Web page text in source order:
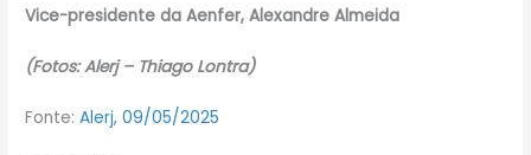
Vice-presidente da Aenfer, Alexandre Almeida
(Fotos: Alerj – Thiago Lontra)
Fonte:Alerj, 09/05/2025